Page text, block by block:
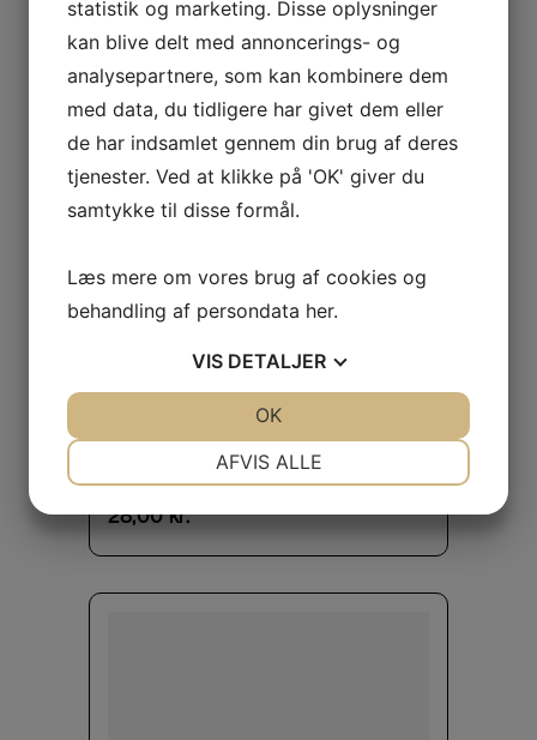
Brit Functional Snack – Immunity
28,00kr.
statistik og marketing. Disse oplysninger
kan blive delt med annoncerings- og
analysepartnere, som kan kombinere dem
med data, du tidligere har givet dem eller
de har indsamlet gennem din brug af deres
tjenester. Ved at klikke på 'OK' giver du
samtykke til disse formål.
Læs mere om vores brug af cookies og
behandling af persondata her.
VIS DETALJER
AFVIS ALLE
OK